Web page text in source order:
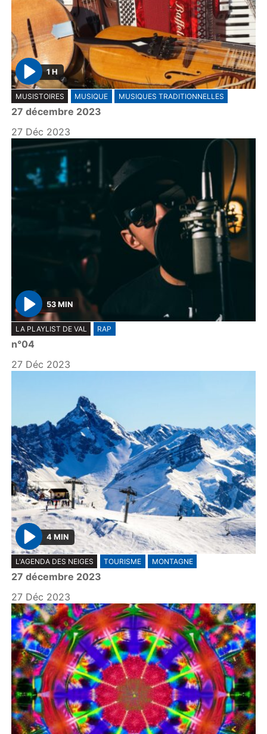
P
l
a
y
1 H
MUSISTOIRES MUSIQUE MUSIQUES TRADITIONNELLES
27 décembre 2023
27 Déc 2023
P
l
a
y
53 MIN
LA PLAYLIST DE VAL RAP
n°04
27 Déc 2023
P
l
a
y
4 MIN
L'AGENDA DES NEIGES TOURISME MONTAGNE
27 décembre 2023
27 Déc 2023